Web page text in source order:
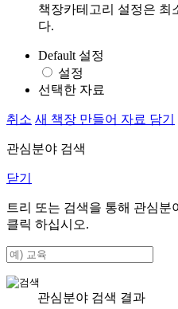
책장카테고리 설정은 최
다.
Default 설정
설정
선택한 자료
취소 새 책장 만들어 자료 담기
관심분야 검색
닫기
트리 또는 검색을 통해 관심분
클릭 하십시오.
관심분야 검색 결과